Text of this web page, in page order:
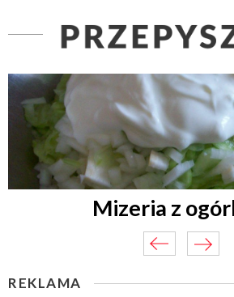
Mizeria z
REKLAMA